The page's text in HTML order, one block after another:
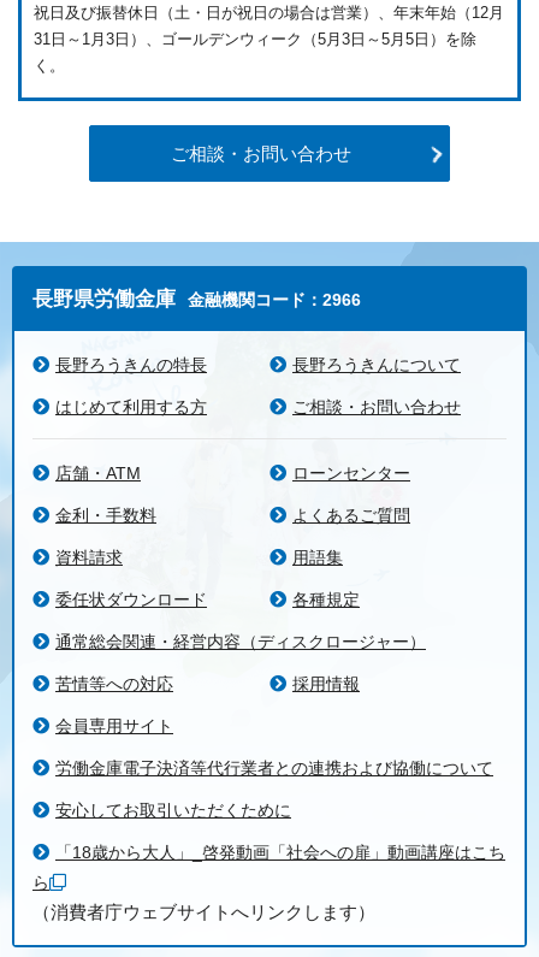
祝日及び振替休日（土・日が祝日の場合は営業）、年末年始（12月
31日～1月3日）、ゴールデンウィーク（5月3日～5月5日）を除
く。
ご相談・お問い合わせ
長野県労働金庫 金融機関コード：2966
長野ろうきんの特長 長野ろうきんについて
はじめて利用する方 ご相談・お問い合わせ
店舗・ATM ローンセンター
金利・手数料 よくあるご質問
資料請求 用語集
委任状ダウンロード 各種規定
通常総会関連・経営内容（ディスクロージャー）
苦情等への対応 採用情報
会員専用サイト
労働金庫電子決済等代行業者との連携および協働について
安心してお取引いただくために
「18歳から大人」_啓発動画「社会への扉」動画講座はこち
ら
（消費者庁ウェブサイトへリンクします）